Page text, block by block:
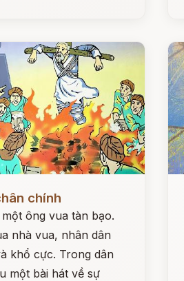
chính
ông vua tàn bạo.
nhà vua, nhân dân
khổ cực. Trong dân
một bài hát về sự